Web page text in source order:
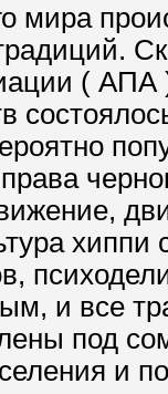
мира
( АПА
и все
под
и